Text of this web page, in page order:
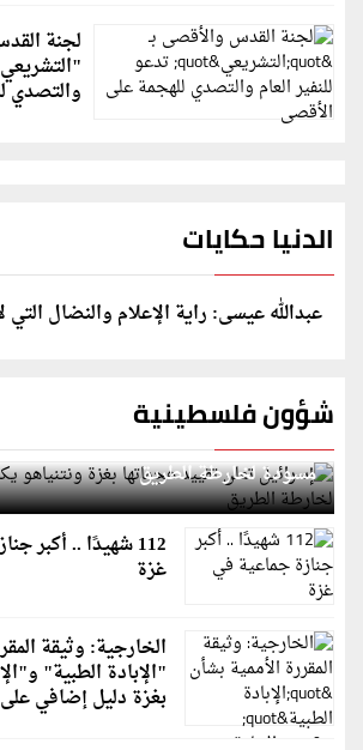
لجنة
والتصدي
الدنيا حكايات
عبدالله عيسى: راية الإعلام والنضال
شؤون فلسطينية
إسرائيل تعلن تقييد هجماتها بغزة
مسودة لخارطة الطريق
112 شهيدًا .. أكبر
غزة
الخارجية: وثيقة
"الإبادة الطبية"
بغزة دليل إضافي على